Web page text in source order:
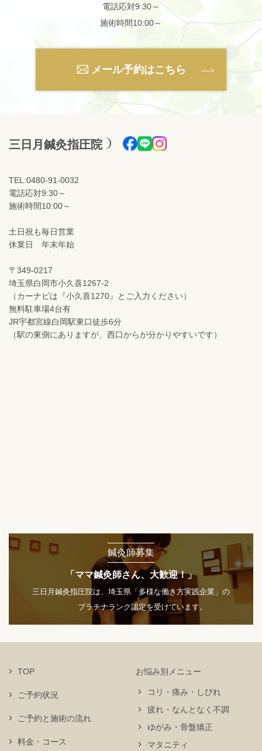
電話応対9:30～
施術時間10:00～
メール予約はこちら
三日月鍼灸指圧院
TEL:0480-91-0032
電話応対9:30～
施術時間10:00～
土日祝も毎日営業
休業日 年末年始
〒349-0217
埼玉県白岡市小久喜1267-2
（カーナビは『小久喜1270』とご入力ください）
無料駐車場4台有
JR宇都宮線白岡駅東口徒歩6分
（駅の東側にありますが、西口からが分かりやすいです）
鍼灸師募集
「ママ鍼灸師さん、大歓迎！」
三日月鍼灸指圧院は、埼玉県「多様な働き方実践企業」の
プラチナランク認定を受けています。
TOP
ご予約状況
お悩み別メニュー
コリ・痛み・しびれ
疲れ・なんとなく不調
ゆがみ・骨盤矯正
マタニティ
ご予約と施術の流れ
料金・コース